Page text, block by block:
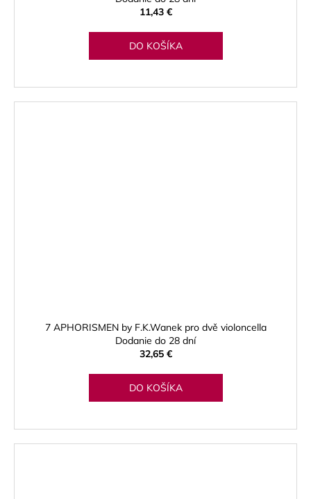
11,43 €
DO KOŠÍKA
7 APHORISMEN by F.K.Wanek pro dvě violoncella
Dodanie do 28 dní
32,65 €
DO KOŠÍKA